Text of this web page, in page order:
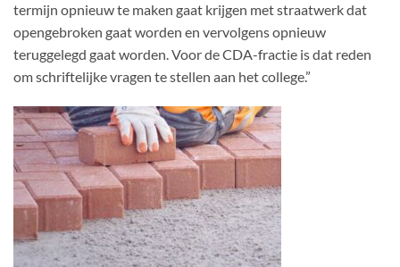
termijn opnieuw te maken gaat krijgen met straatwerk dat
opengebroken gaat worden en vervolgens opnieuw
teruggelegd gaat worden. Voor de CDA-fractie is dat reden
om schriftelijke vragen te stellen aan het college.”